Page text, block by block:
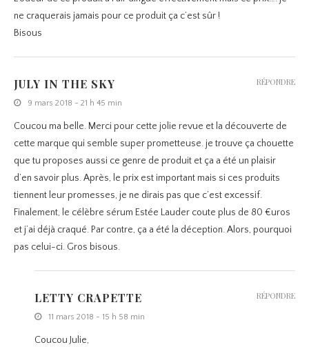
ne craquerais jamais pour ce produit ça c’est sûr !
Bisous
JULY IN THE SKY
9 mars 2018 - 21 h 45 min
Coucou ma belle. Merci pour cette jolie revue et la découverte de
cette marque qui semble super prometteuse. je trouve ça chouette
que tu proposes aussi ce genre de produit et ça a été un plaisir
d’en savoir plus. Après, le prix est important mais si ces produits
tiennent leur promesses, je ne dirais pas que c’est excessif.
Finalement, le célèbre sérum Estée Lauder coute plus de 80 €uros
et j’ai déjà craqué. Par contre, ça a été la déception. Alors, pourquoi
pas celui-ci. Gros bisous.
RÉPONDRE
LETTY CRAPETTE
11 mars 2018 - 15 h 58 min
Coucou Julie,
RÉPONDRE